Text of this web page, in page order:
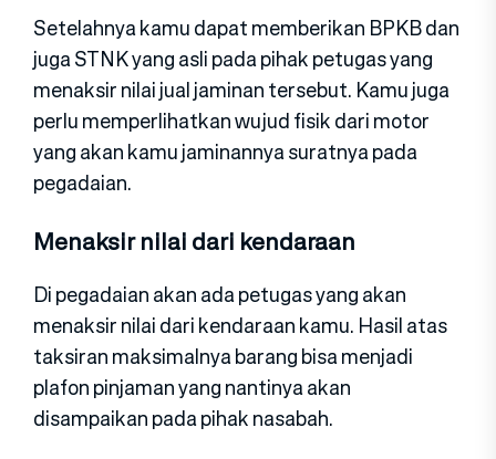
Setelahnya kamu dapat memberikan BPKB dan
juga STNK yang asli pada pihak petugas yang
menaksir nilai jual jaminan tersebut. Kamu juga
perlu memperlihatkan wujud fisik dari motor
yang akan kamu jaminannya suratnya pada
pegadaian.
Menaksir nilai dari kendaraan
Di pegadaian akan ada petugas yang akan
menaksir nilai dari kendaraan kamu. Hasil atas
taksiran maksimalnya barang bisa menjadi
plafon pinjaman yang nantinya akan
disampaikan pada pihak nasabah.